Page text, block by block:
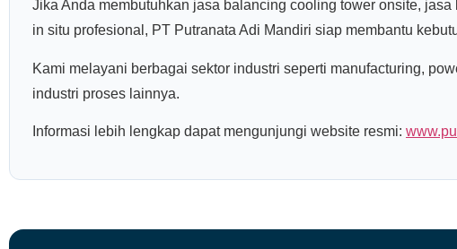
Jika Anda membutuhkan jasa balancing cooling tower onsite,
in situ profesional, PT Putranata Adi Mandiri siap membantu
Kami melayani berbagai sektor industri seperti manufacturing,
industri proses lainnya.
Informasi lebih lengkap dapat mengunjungi website resmi: